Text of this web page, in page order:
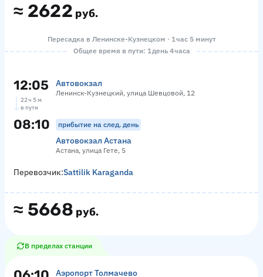
≈ 2622 руб.
Пересадка в Ленинске-Кузнецком · 1 час 5 минут
Общее время в пути: 1 день 4 часа
12:05 Автовокзал
Ленинск-Кузнецкий, улица Шевцовой, 12
22 ч 5 м
в пути
08:10 прибытие на след. день
Автовокзал Астана
Астана, улица Гете, 5
≈ 5668 руб.
Перевозчик:Sattilik Karaganda
В пределах станции
Аэропорт Толмачево